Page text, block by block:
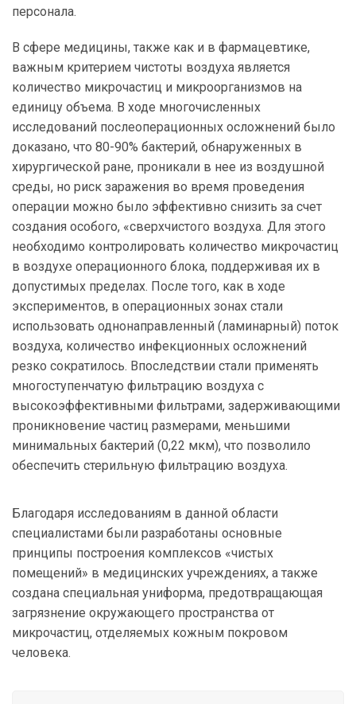
персонала.
В сфере медицины, также как и в фармацевтике,
важным критерием чистоты воздуха является
количество микрочастиц и микроорганизмов на
единицу объема. В ходе многочисленных
исследований послеоперационных осложнений было
доказано, что 80-90% бактерий, обнаруженных в
хирургической ране, проникали в нее из воздушной
среды, но риск заражения во время проведения
операции можно было эффективно снизить за счет
создания особого, «сверхчистого воздуха. Для этого
необходимо контролировать количество микрочастиц
в воздухе операционного блока, поддерживая их в
допустимых пределах. После того, как в ходе
экспериментов, в операционных зонах стали
использовать однонаправленный (ламинарный) поток
воздуха, количество инфекционных осложнений
резко сократилось. Впоследствии стали применять
многоступенчатую фильтрацию воздуха с
высокоэффективными фильтрами, задерживающими
проникновение частиц размерами, меньшими
минимальных бактерий (0,22 мкм), что позволило
обеспечить стерильную фильтрацию воздуха.
Благодаря исследованиям в данной области
специалистами были разработаны основные
принципы построения комплексов «чистых
помещений» в медицинских учреждениях, а также
создана специальная униформа, предотвращающая
загрязнение окружающего пространства от
микрочастиц, отделяемых кожным покровом
человека.